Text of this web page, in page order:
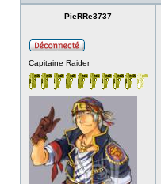
PieRRe3737
Capitaine Raider